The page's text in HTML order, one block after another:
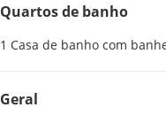
Quartos de banho
1 Casa de banho com
Geral